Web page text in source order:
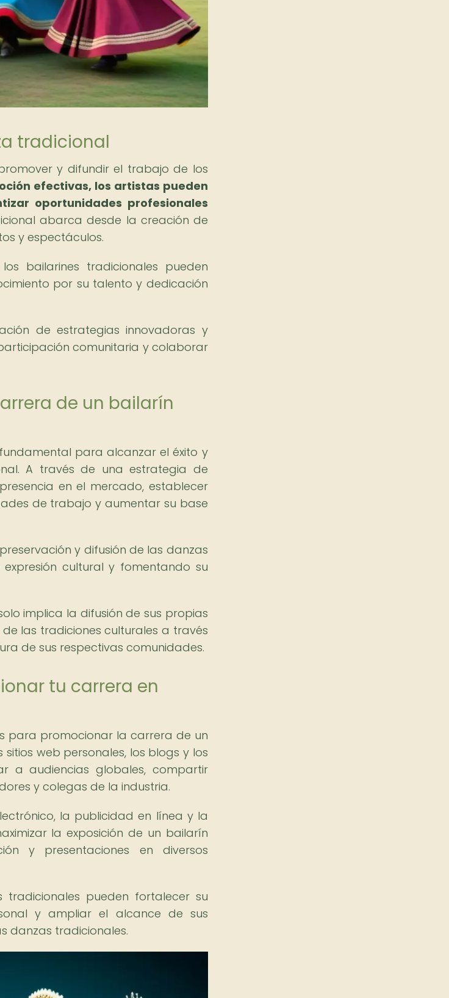
tradicional
y difundir el trabajo de los
efectivas, los artistas pueden
oportunidades profesionales
abarca desde la creación de
y espectáculos.
bailarines tradicionales pueden
por su talento y dedicación
de estrategias innovadoras y
comunitaria y colaborar
de un bailarín
para alcanzar el éxito y
A través de una estrategia de
en el mercado, establecer
de trabajo y aumentar su base
y difusión de las danzas
cultural y fomentando su
implica la difusión de sus propias
las tradiciones culturales a través
de sus respectivas comunidades.
tu carrera en
para promocionar la carrera de un
web personales, los blogs y los
a audiencias globales, compartir
y colegas de la industria.
la publicidad en línea y la
la exposición de un bailarín
y presentaciones en diversos
tradicionales pueden fortalecer su
y ampliar el alcance de sus
danzas tradicionales.